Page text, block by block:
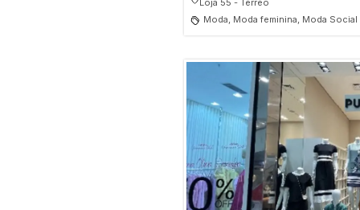
Loja 55 - Térreo
Moda, Moda feminina, Moda Social